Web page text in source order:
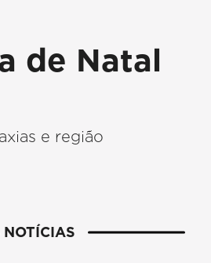
de Natal
e região
NOTÍCIAS